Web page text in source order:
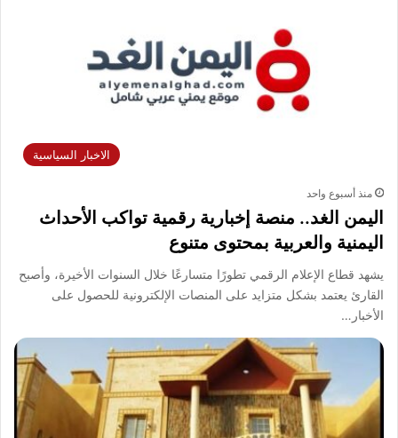
الاخبار السياسية
منذ أسبوع واحد
اليمن الغد.. منصة إخبارية رقمية تواكب الأحداث
اليمنية والعربية بمحتوى متنوع
يشهد قطاع الإعلام الرقمي تطورًا متسارعًا خلال السنوات الأخيرة، وأصبح
القارئ يعتمد بشكل متزايد على المنصات الإلكترونية للحصول على
الأخبار…